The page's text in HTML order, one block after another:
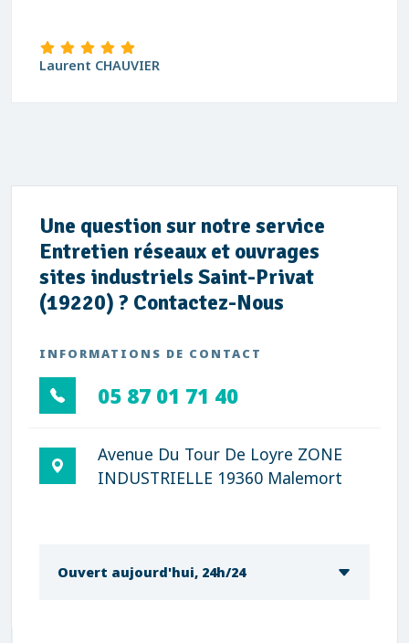
Laurent CHAUVIER
Une question sur notre service
Entretien réseaux et ouvrages
sites industriels Saint-Privat
(19220) ? Contactez-Nous
INFORMATIONS DE CONTACT
05 87 01 71 40
Avenue Du Tour De Loyre ZONE
INDUSTRIELLE 19360 Malemort
Ouvert aujourd'hui, 24h/24